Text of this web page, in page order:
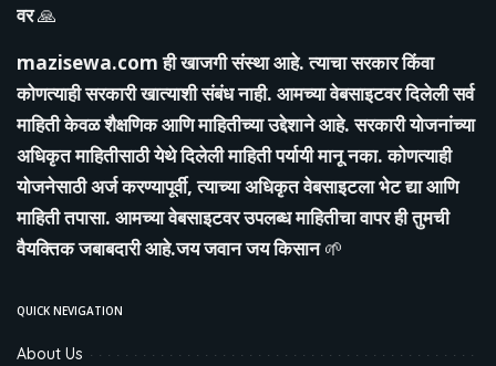
वर🙏
mazisewa.comही खाजगी संस्था आहे. त्याचा सरकार किंवा
कोणत्याही सरकारी खात्याशी संबंध नाही. आमच्या वेबसाइटवर दिलेली सर्व
माहिती केवळ शैक्षणिक आणि माहितीच्या उद्देशाने आहे. सरकारी योजनांच्या
अधिकृत माहितीसाठी येथे दिलेली माहिती पर्यायी मानू नका. कोणत्याही
योजनेसाठी अर्ज करण्यापूर्वी, त्याच्या अधिकृत वेबसाइटला भेट द्या आणि
माहिती तपासा. आमच्या वेबसाइटवर उपलब्ध माहितीचा वापर ही तुमची
वैयक्तिक जबाबदारी आहे.जय जवान जय किसान🌱
QUICK NEVIGATION
About Us